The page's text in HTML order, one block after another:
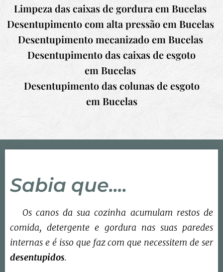
Limpeza das caixas de gordura em Bucelas
Desentupimento com alta pressão em Bucelas
Desentupimento mecanizado em Bucelas
Desentupimento das caixas de esgoto
em Bucelas
Desentupimento das colunas de esgoto
em Bucelas
Sabia que....
Os canos da sua cozinha acumulam restos de
comida, detergente e gordura nas suas paredes
internas e é isso que faz com que necessitem de ser
desentupidos.